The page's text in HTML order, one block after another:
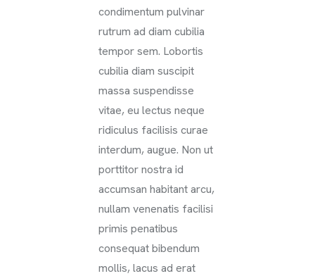
condimentum pulvinar
rutrum ad diam cubilia
tempor sem. Lobortis
cubilia diam suscipit
massa suspendisse
vitae, eu lectus neque
ridiculus facilisis curae
interdum, augue. Non ut
porttitor nostra id
accumsan habitant arcu,
nullam venenatis facilisi
primis penatibus
consequat bibendum
mollis, lacus ad erat